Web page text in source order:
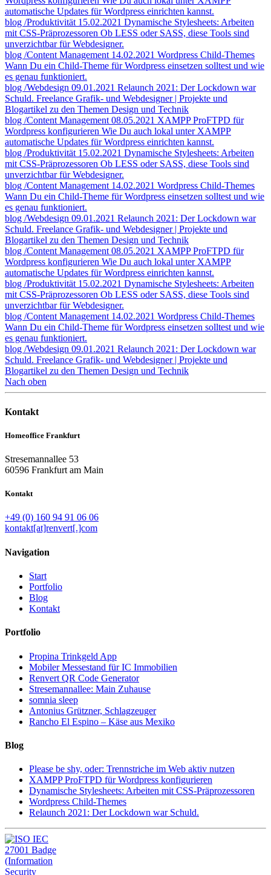
automatische Updates für Wordpress einrichten kannst.
blog /Produktivität 15.02.2021 Dynamische Stylesheets: Arbeiten
mit CSS-Präprozessoren Ob LESS oder SASS, diese Tools sind
unverzichtbar für Webdesigner.
blog /Content Management 14.02.2021 Wordpress Child-Themes
Wann Du ein Child-Theme für Wordpress einsetzen solltest und wie
es genau funktioniert.
blog /Webdesign 09.01.2021 Relaunch 2021: Der Lockdown war
Schuld. Freelance Grafik- und Webdesigner | Projekte und
Blogartikel zu den Themen Design und Technik
blog /Content Management 08.05.2021 XAMPP ProFTPD für
Wordpress konfigurieren Wie Du auch lokal unter XAMPP
automatische Updates für Wordpress einrichten kannst.
blog /Produktivität 15.02.2021 Dynamische Stylesheets: Arbeiten
mit CSS-Präprozessoren Ob LESS oder SASS, diese Tools sind
unverzichtbar für Webdesigner.
blog /Content Management 14.02.2021 Wordpress Child-Themes
Wann Du ein Child-Theme für Wordpress einsetzen solltest und wie
es genau funktioniert.
blog /Webdesign 09.01.2021 Relaunch 2021: Der Lockdown war
Schuld. Freelance Grafik- und Webdesigner | Projekte und
Blogartikel zu den Themen Design und Technik
blog /Content Management 08.05.2021 XAMPP ProFTPD für
Wordpress konfigurieren Wie Du auch lokal unter XAMPP
automatische Updates für Wordpress einrichten kannst.
blog /Produktivität 15.02.2021 Dynamische Stylesheets: Arbeiten
mit CSS-Präprozessoren Ob LESS oder SASS, diese Tools sind
unverzichtbar für Webdesigner.
blog /Content Management 14.02.2021 Wordpress Child-Themes
Wann Du ein Child-Theme für Wordpress einsetzen solltest und wie
es genau funktioniert.
blog /Webdesign 09.01.2021 Relaunch 2021: Der Lockdown war
Schuld. Freelance Grafik- und Webdesigner | Projekte und
Blogartikel zu den Themen Design und Technik
Nach oben
Kontakt
Homeoffice Frankfurt
Stresemannallee 53
60596 Frankfurt am Main
Kontakt
+49 (0) 160 94 91 06 06
kontakt[at]renvert[.]com
Navigation
Start
Portfolio
Blog
Kontakt
Portfolio
Propina Trinkgeld App
Mobiler Messestand für IC Immobilien
Renvert QR Code Generator
Stresemannallee: Main Zuhause
somnia sleep
Antonius Grützner, Schlagzeuger
Rancho El Espino – Käse aus Mexiko
Blog
Please be shy, oder: Trennstriche im Web aktiv nutzen
XAMPP ProFTPD für Wordpress konfigurieren
Dynamische Stylesheets: Arbeiten mit CSS-Präprozessoren
Wordpress Child-Themes
Relaunch 2021: Der Lockdown war Schuld.